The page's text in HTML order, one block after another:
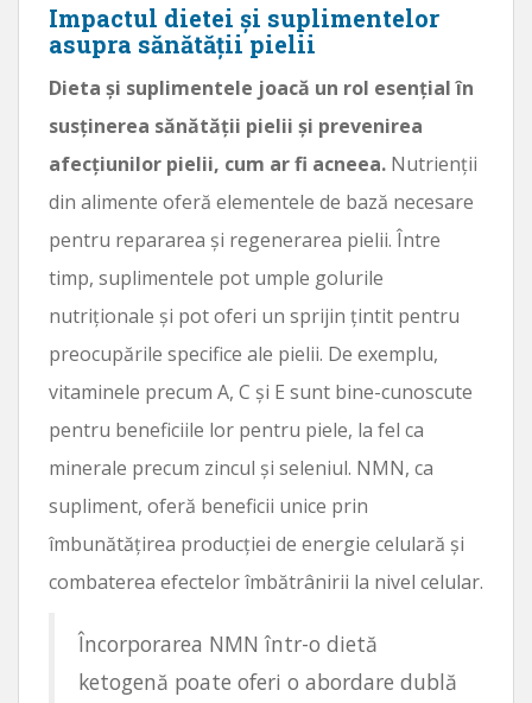
Impactul dietei și suplimentelor
asupra sănătății pielii
Dieta și suplimentele joacă un rol esențial în
susținerea sănătății pielii și prevenirea
afecțiunilor pielii, cum ar fi acneea. Nutrienții
din alimente oferă elementele de bază necesare
pentru repararea și regenerarea pielii. Între
timp, suplimentele pot umple golurile
nutriționale și pot oferi un sprijin țintit pentru
preocupările specifice ale pielii. De exemplu,
vitaminele precum A, C și E sunt bine-cunoscute
pentru beneficiile lor pentru piele, la fel ca
minerale precum zincul și seleniul. NMN, ca
supliment, oferă beneficii unice prin
îmbunătățirea producției de energie celulară și
combaterea efectelor îmbătrânirii la nivel celular.
Încorporarea NMN într-o dietă
ketogenă poate oferi o abordare dublă